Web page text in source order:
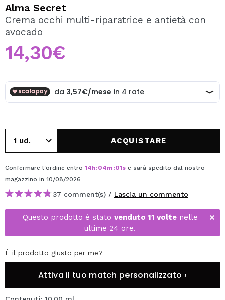
Creando un account su Maquibeauty.it potrai fare i tuoi
acquisti velocemente, controllare lo stato dei tuoi ordini e
Alma Secret
Crema occhi multi-riparatrice e antietà con
avocado
14,30€
ACQUISTARE
Confermare l'ordine entro 14h:04m:01s e sarà spedito dal nostro
magazzino in 10/08/2026
37 comment(s) / Lascia un commento
Questo prodotto è stato venduto 11 voltenelle
ultime 24 ore.
È il prodotto giusto per me?
Attiva il tuo match personalizzato ›